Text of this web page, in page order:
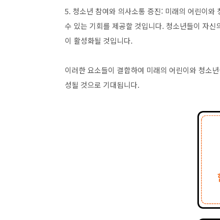
5. 청소년 참여와 의사소통 증진: 미래의 어린이
수 있는 기회를 제공할 것입니다. 청소년들이 자
이 활성화될 것입니다.
이러한 요소들이 결합하여 미래의 어린이와 청소
성될 것으로 기대됩니다.